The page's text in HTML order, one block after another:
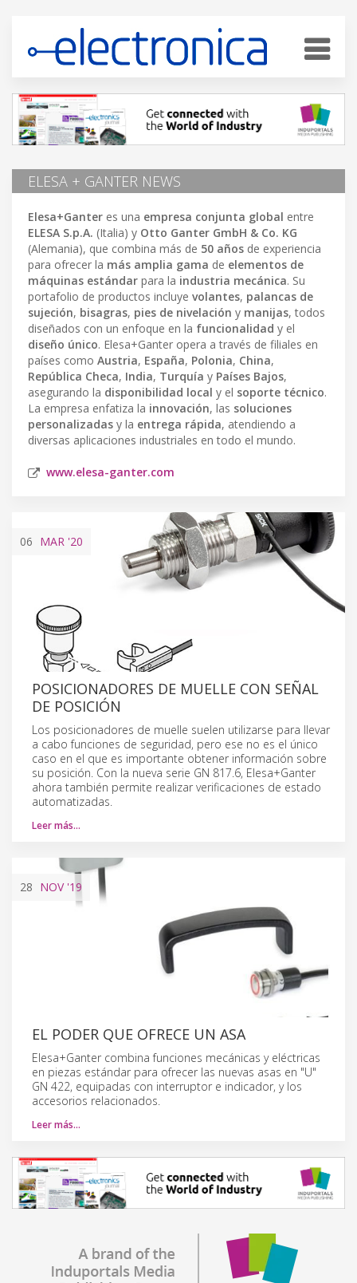
ELESA + GANTER NEWS
Elesa+Ganter es una empresa conjunta global entre
ELESA S.p.A. (Italia) y Otto Ganter GmbH & Co. KG
(Alemania), que combina más de 50 años de experiencia
para ofrecer la más amplia gama de elementos de
máquinas estándar para la industria mecánica. Su
portafolio de productos incluye volantes, palancas de
sujeción, bisagras, pies de nivelación y manijas, todos
diseñados con un enfoque en la funcionalidad y el
diseño único. Elesa+Ganter opera a través de filiales en
países como Austria, España, Polonia, China,
República Checa, India, Turquía y Países Bajos,
asegurando la disponibilidad local y el soporte técnico.
La empresa enfatiza la innovación, las soluciones
personalizadas y la entrega rápida, atendiendo a
diversas aplicaciones industriales en todo el mundo.
www.elesa-ganter.com
06 MAR '20
POSICIONADORES DE MUELLE CON SEÑAL
DE POSICIÓN
Los posicionadores de muelle suelen utilizarse para llevar
a cabo funciones de seguridad, pero ese no es el único
caso en el que es importante obtener información sobre
su posición. Con la nueva serie GN 817.6, Elesa+Ganter
ahora también permite realizar verificaciones de estado
automatizadas.
Leer más…
28 NOV'19
EL PODER QUE OFRECE UN ASA
Elesa+Ganter combina funciones mecánicas y eléctricas
en piezas estándar para ofrecer las nuevas asas en "U"
GN 422, equipadas con interruptor e indicador, y los
accesorios relacionados.
Leer más…